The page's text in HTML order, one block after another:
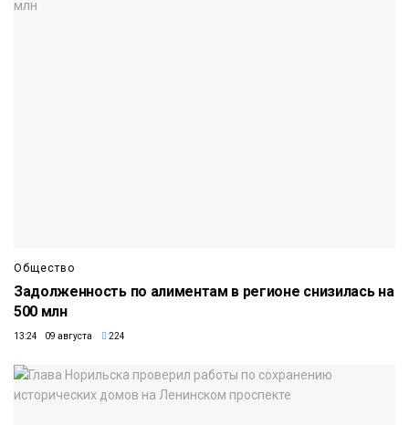
Общество
Задолженность по алиментам в регионе снизилась на
500 млн
13:24 09 августа 224